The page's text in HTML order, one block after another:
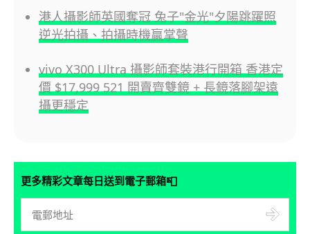
港人攝影師英國奪冠 兔子"金光"夕陽跳躍照
逆光拍攝、拍攝時機贏掌聲
vivo X300 Ultra 攝影師套裝港行開箱 香港定
價 $17,999 521 開賣齊雙鏡 + 長鏡落腳架遠
攝更穩定
更多精彩文章每日送到電子郵箱📮